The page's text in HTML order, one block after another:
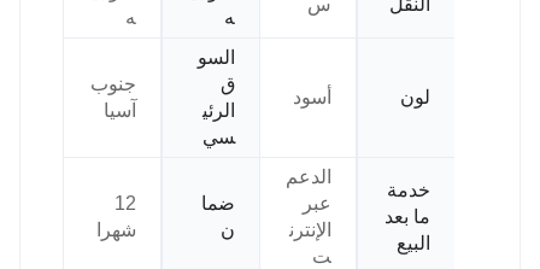
النقل
س
ه
ه
لون أسود
السو
ق
الرئي
سي
جنوب
آسيا
خدمة
ما بعد
البيع
الدعم
عبر
الإنترن
ت
ضما
ن
12
شهرا